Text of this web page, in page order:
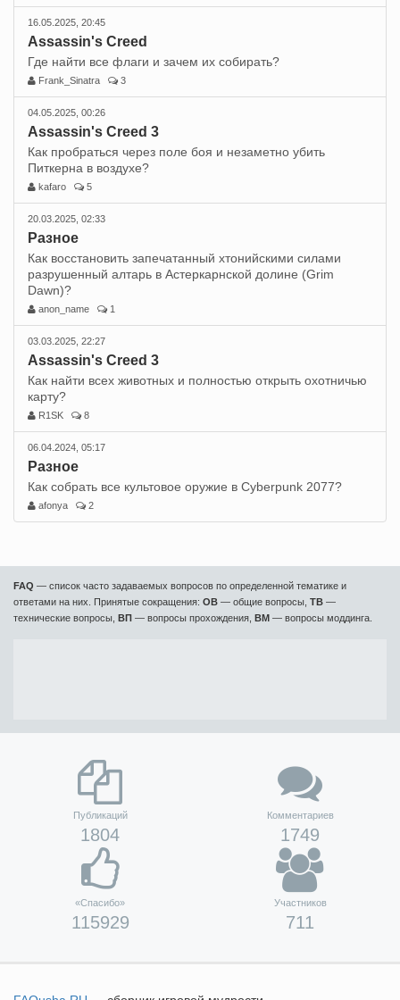
16.05.2025, 20:45
Assassin's Creed
Где найти все флаги и зачем их собирать?
Frank_Sinatra 3
04.05.2025, 00:26
Assassin's Creed 3
Как пробраться через поле боя и незаметно убить
Питкерна в воздухе?
kafaro 5
20.03.2025, 02:33
Разное
Как восстановить запечатанный хтонийскими силами
разрушенный алтарь в Астеркарнской долине (Grim
Dawn)?
anon_name 1
03.03.2025, 22:27
Assassin's Creed 3
Как найти всех животных и полностью открыть охотничью
карту?
R1SK 8
06.04.2024, 05:17
Разное
Как собрать все культовое оружие в Cyberpunk 2077?
afonya 2
FAQ — список часто задаваемых вопросов по определенной тематике и
ответами на них. Принятые сокращения: ОВ — общие вопросы, ТВ —
технические вопросы, ВП — вопросы прохождения, ВМ — вопросы моддинга.
Публикаций
1804
Комментариев
1749
«Спасибо»
115929
Участников
711